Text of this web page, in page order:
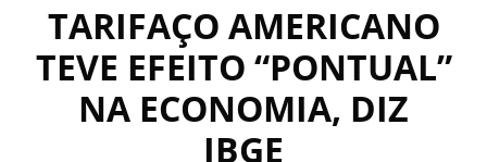
TARIFAÇO AMERICANO
TEVE EFEITO “PONTUAL”
NA ECONOMIA, DIZ
IBGE